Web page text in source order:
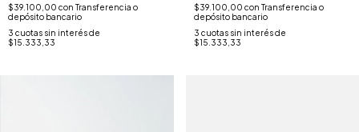
$39.100,00 con Transferencia o
depósito bancario
3 cuotas sin interés de
$15.333,33
$39.100,00 con Transferencia o
depósito bancario
3 cuotas sin interés de
$15.333,33